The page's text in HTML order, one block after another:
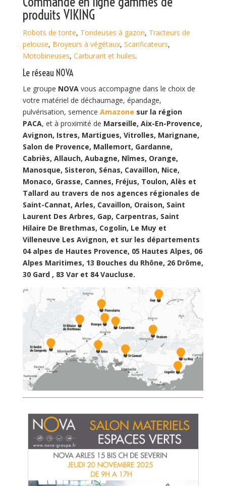
produits VIKING
Robots de tonte, Tondeuses à gazon, Tracteurs de
pelouse, Broyeurs à végétaux, Scarificateurs,
Motobineuses, Carburant et huiles.
Le réseau NOVA
Le groupe NOVA vous accompagne dans le choix de
votre matériel de déchaumage, épandage,
pulvérisation, semence Amazone sur la région
PACA, et à proximité de Marseille, Aix-En-Provence,
Avignon, Istres, Martigues, Vitrolles, Marignane,
Salon de Provence, Mallemort, Gardanne,
Cabriès, Allauch, Aubagne, Nîmes, Orange,
Manosque, Sisteron, Sénas, Cavaillon, Nice,
Monaco, Grasse, Cannes, Fréjus, Toulon, Alès et
Tallard au travers de nos agences régionales de
Saint-Cannat, Arles, Cavaillon, Oraison, Saint
Laurent Des Arbres, Gap, Carpentras, Saint
Hilaire De Brethmas, Cogolin, Le Muy et
Villeneuve Les Avignon, et sur les départements
04 alpes de Hautes Provence, 05 Hautes Alpes, 06
Alpes Maritimes, 13 Bouches du Rhône, 26 Drôme,
30 Gard , 83 Var et 84 Vaucluse.